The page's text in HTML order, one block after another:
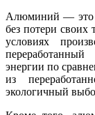
Алюминий — это
без потери своих
условиях
энергии по
из
экологичный